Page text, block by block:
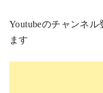
Youtubeのチャンネ
ます